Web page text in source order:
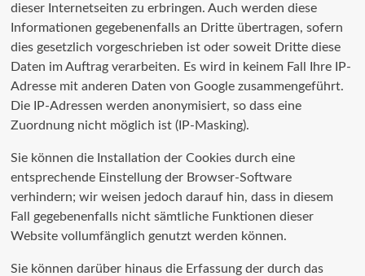
dieser Internetseiten zu erbringen. Auch werden diese
Informationen gegebenenfalls an Dritte übertragen, sofern
dies gesetzlich vorgeschrieben ist oder soweit Dritte diese
Daten im Auftrag verarbeiten. Es wird in keinem Fall Ihre IP-
Adresse mit anderen Daten von Google zusammengeführt.
Die IP-Adressen werden anonymisiert, so dass eine
Zuordnung nicht möglich ist (IP-Masking).
Sie können die Installation der Cookies durch eine
entsprechende Einstellung der Browser-Software
verhindern; wir weisen jedoch darauf hin, dass in diesem
Fall gegebenenfalls nicht sämtliche Funktionen dieser
Website vollumfänglich genutzt werden können.
Sie können darüber hinaus die Erfassung der durch das